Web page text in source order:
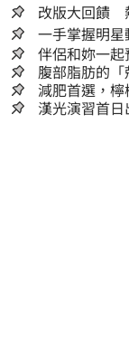
改版大回饋
伴侶和妳一起
腹部脂肪的
囊，瘦出小蠻
減肥首選，
人生
漢光演習首